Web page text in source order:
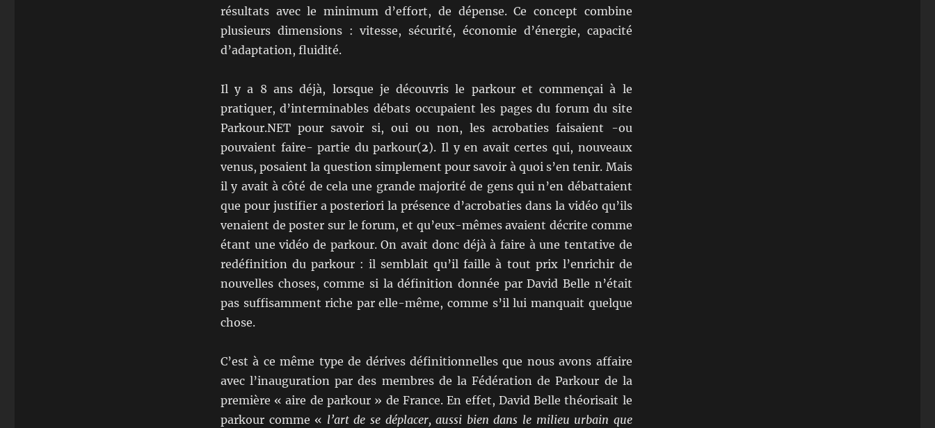
résultats avec le minimum d’effort, de dépense. Ce concept combine
plusieurs dimensions : vitesse, sécurité, économie d’énergie, capacité
d’adaptation, fluidité.
Il y a 8 ans déjà, lorsque je découvris le parkour et commençai à le
pratiquer, d’interminables débats occupaient les pages du forum du site
Parkour.NET pour savoir si, oui ou non, les acrobaties faisaient -ou
pouvaient faire- partie du parkour(2). Il y en avait certes qui, nouveaux
venus, posaient la question simplement pour savoir à quoi s’en tenir. Mais
il y avait à côté de cela une grande majorité de gens qui n’en débattaient
que pour justifier a posteriori la présence d’acrobaties dans la vidéo qu’ils
venaient de poster sur le forum, et qu’eux-mêmes avaient décrite comme
étant une vidéo de parkour. On avait donc déjà à faire à une tentative de
redéfinition du parkour : il semblait qu’il faille à tout prix l’enrichir de
nouvelles choses, comme si la définition donnée par David Belle n’était
pas suffisamment riche par elle-même, comme s’il lui manquait quelque
chose.
C’est à ce même type de dérives définitionnelles que nous avons affaire
avec l’inauguration par des membres de la Fédération de Parkour de la
première « aire de parkour » de France. En effet, David Belle théorisait le
parkour comme « l’art de se déplacer, aussi bien dans le milieu urbain que